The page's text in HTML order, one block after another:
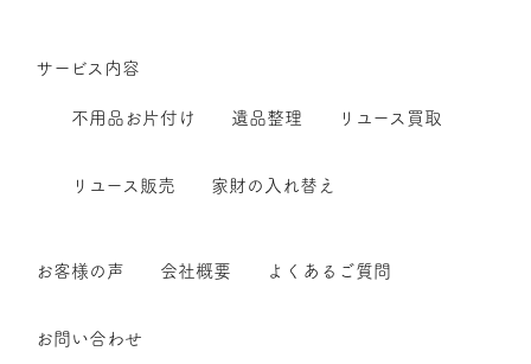
サービス内容
不用品お片付け 遺品整理 リユース買取
リユース販売 家財の入れ替え
お客様の声 会社概要 よくあるご質問
お問い合わせ